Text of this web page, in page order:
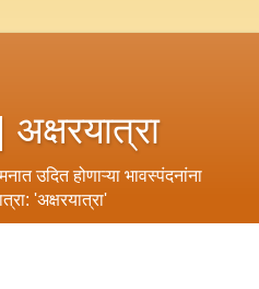
उदित होणाऱ्या भावस्पंदनांना
'अक्षरयात्रा'